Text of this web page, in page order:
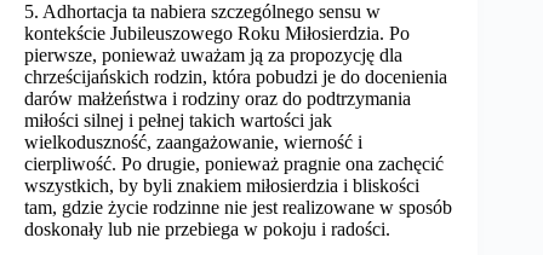
5. Adhortacja ta nabiera szczególnego sensu w
kontekście Jubileuszowego Roku Miłosierdzia. Po
pierwsze, ponieważ uważam ją za propozycję dla
chrześcijańskich rodzin, która pobudzi je do docenienia
darów małżeństwa i rodziny oraz do podtrzymania
miłości silnej i pełnej takich wartości jak
wielkoduszność, zaangażowanie, wierność i
cierpliwość. Po drugie, ponieważ pragnie ona zachęcić
wszystkich, by byli znakiem miłosierdzia i bliskości
tam, gdzie życie rodzinne nie jest realizowane w sposób
doskonały lub nie przebiega w pokoju i radości.